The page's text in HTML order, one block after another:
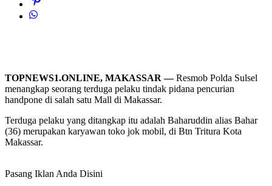
TOPNEWS1.ONLINE, MAKASSAR —Resmob Polda Sulsel
menangkap seorang terduga pelaku tindak pidana pencurian
handpone di salah satu Mall di Makassar.
Terduga pelaku yang ditangkap itu adalah Baharuddin alias Bahar
(36) merupakan karyawan toko jok mobil, di Btn Tritura Kota
Makassar.
Pasang Iklan Anda Disini